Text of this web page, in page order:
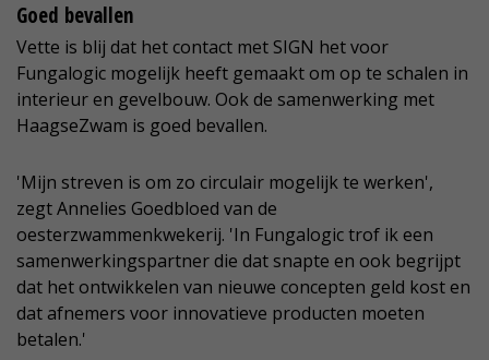
Goed bevallen
Vette is blij dat het contact met SIGN het voor
Fungalogic mogelijk heeft gemaakt om op te schalen in
interieur en gevelbouw. Ook de samenwerking met
HaagseZwam is goed bevallen.
'Mijn streven is om zo circulair mogelijk te werken',
zegt Annelies Goedbloed van de
oesterzwammenkwekerij. 'In Fungalogic trof ik een
samenwerkingspartner die dat snapte en ook begrijpt
dat het ontwikkelen van nieuwe concepten geld kost en
dat afnemers voor innovatieve producten moeten
betalen.'